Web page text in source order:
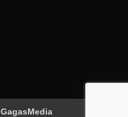
GagasMedia